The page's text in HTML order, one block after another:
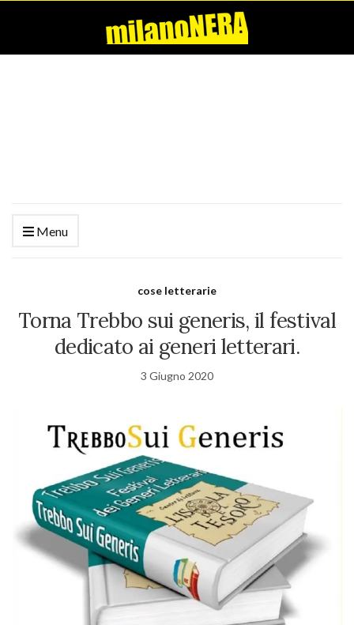
Menu
cose letterarie
Torna Trebbo sui generis, il festival
dedicato ai generi letterari.
3 Giugno 2020